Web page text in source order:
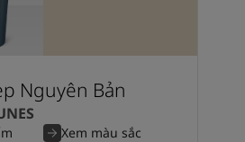
Nguyên Bản
Xem màu sắc